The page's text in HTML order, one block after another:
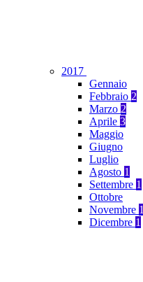
2017
Gennaio
Febbraio 2
Marzo 2
Aprile 3
Maggio
Giugno
Luglio
Agosto 1
Settembre 1
Ottobre
Novembre 1
Dicembre 1